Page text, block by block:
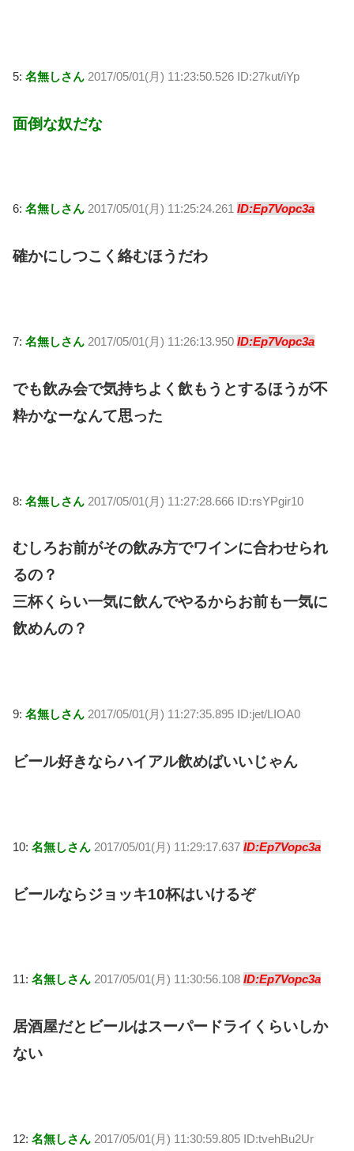
5: 名無しさん 2017/05/01(月) 11:23:50.526 ID:27kut/iYp
面倒な奴だな
6: 名無しさん 2017/05/01(月) 11:25:24.261 ID:Ep7Vopc3a
確かにしつこく絡むほうだわ
7: 名無しさん 2017/05/01(月) 11:26:13.950 ID:Ep7Vopc3a
でも飲み会で気持ちよく飲もうとするほうが不
粋かなーなんて思った
8: 名無しさん 2017/05/01(月) 11:27:28.666 ID:rsYPgir10
むしろお前がその飲み方でワインに合わせられ
るの？
三杯くらい一気に飲んでやるからお前も一気に
飲めんの？
9: 名無しさん 2017/05/01(月) 11:27:35.895 ID:jet/LIOA0
ビール好きならハイアル飲めばいいじゃん
10: 名無しさん 2017/05/01(月) 11:29:17.637 ID:Ep7Vopc3a
ビールならジョッキ10杯はいけるぞ
11: 名無しさん 2017/05/01(月) 11:30:56.108 ID:Ep7Vopc3a
居酒屋だとビールはスーパードライくらいしか
ない
12: 名無しさん 2017/05/01(月) 11:30:59.805 ID:tvehBu2Ur